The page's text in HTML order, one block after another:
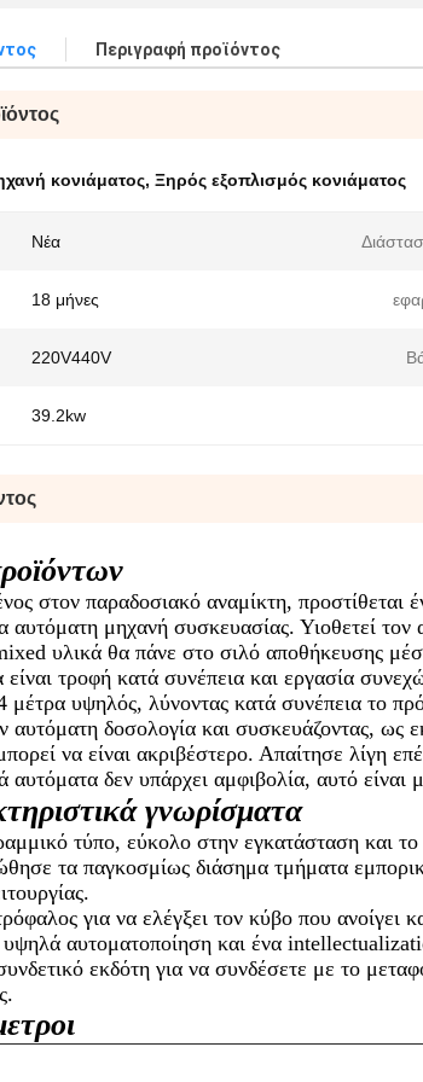
Περιγραφή προϊόντος
κονιάματος, Ξηρός εξοπλισμός κονιάματος
Νέα
18 μήνες
220V440V
39.2kw
στον παραδοσιακό αναμίκτη, προστίθεται
αυτόματη μηχανή συσκευασίας. Υιοθετεί
υλικά θα πάνε στο σιλό αποθήκευσης
είναι τροφή κατά συνέπεια και εργασία
μέτρα υψηλός, λύνοντας κατά συνέπεια το
αυτόματη δοσολογία και συσκευάζοντας, ως
να είναι ακριβέστερο. Απαίτησε λίγη
αυτόματα δεν υπάρχει αμφιβολία, αυτό
γνωρίσματα
τύπο, εύκολο στην εγκατάσταση και
τα παγκοσμίως διάσημα τμήματα
για να ελέγξει τον κύβο που ανοίγει
υψηλά αυτοματοποίηση και ένα
εκδότη για να συνδέσετε με το